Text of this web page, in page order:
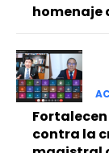
homenaje
contra la